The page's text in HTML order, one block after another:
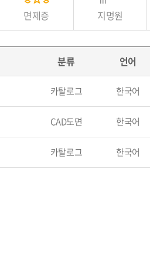
면제증 지명원
분류 언어
카탈로그 한국어
CAD도면 한국어
카탈로그 한국어